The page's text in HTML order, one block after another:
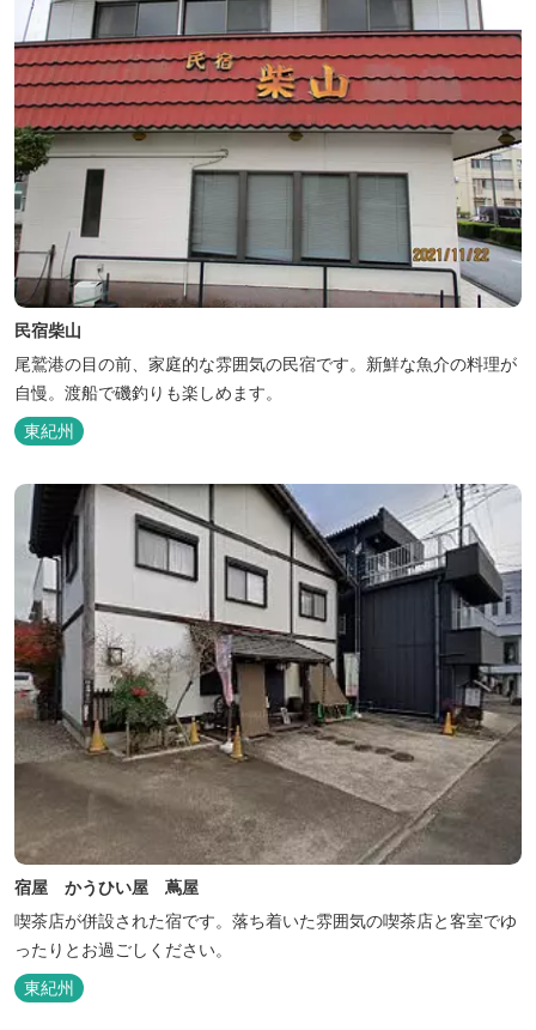
民宿柴山
尾鷲港の目の前、家庭的な雰囲気の民宿です。新鮮な魚介の料理が
自慢。渡船で磯釣りも楽しめます。
東紀州
宿屋 かうひい屋 蔦屋
喫茶店が併設された宿です。落ち着いた雰囲気の喫茶店と客室でゆ
ったりとお過ごしください。
東紀州